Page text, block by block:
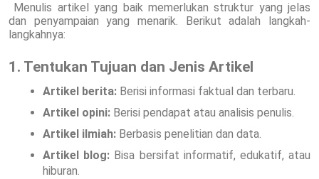
Menulis artikel yang baik memerlukan struktur yang jelas
dan penyampaian yang menarik. Berikut adalah langkah-
langkahnya:
1. Tentukan Tujuan dan Jenis Artikel
Artikel berita: Berisi informasi faktual dan terbaru.
Artikel opini: Berisi pendapat atau analisis penulis.
Artikel ilmiah: Berbasis penelitian dan data.
Artikel blog: Bisa bersifat informatif, edukatif, atau
hiburan.